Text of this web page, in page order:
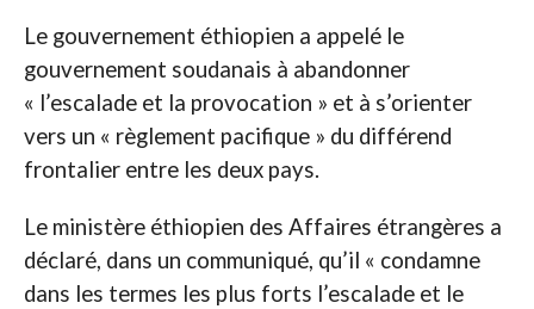
Le gouvernement éthiopien a appelé le
gouvernement soudanais à abandonner
« l’escalade et la provocation » et à s’orienter
vers un « règlement pacifique » du différend
frontalier entre les deux pays.
Le ministère éthiopien des Affaires étrangères a
déclaré, dans un communiqué, qu’il « condamne
dans les termes les plus forts l’escalade et le